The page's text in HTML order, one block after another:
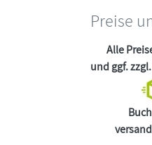
Preise
Alle
und ggf. zzgl.